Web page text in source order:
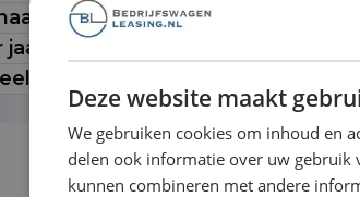
elektrisch?
Nederland?
Deze website maakt
We gebruiken cookies om inhoud en
delen ook informatie over uw gebruik
kunnen combineren met andere